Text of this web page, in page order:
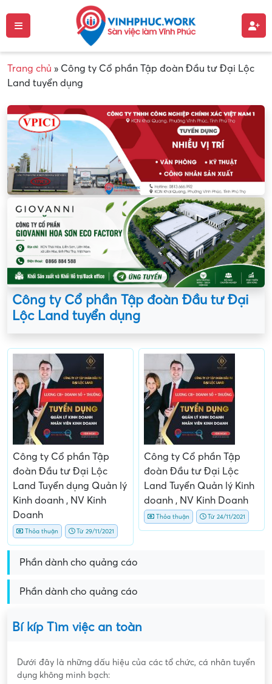
Trang chủ » Công ty Cổ phần Tập đoàn Đầu tư Đại Lộc
Land tuyển dụng
Công ty Cổ phần Tập đoàn Đầu tư Đại
Lộc Land tuyển dụng
Công ty Cổ phần Tập
đoàn Đầu tư Đại Lộc
Land Tuyển dụng Quản lý
Kinh doanh , NV Kinh
Doanh
Thỏa thuận Từ 29/11/2021
Công ty Cổ phần Tập
đoàn Đầu tư Đại Lộc
Land Tuyển Quản lý Kinh
doanh , NV Kinh Doanh
Thỏa thuận Từ 24/11/2021
Phần dành cho quảng cáo
Phần dành cho quảng cáo
Bí kíp Tìm việc an toàn
Dưới đây là những dấu hiệu của các tổ chức, cá nhân tuyển
dụng không minh bạch: